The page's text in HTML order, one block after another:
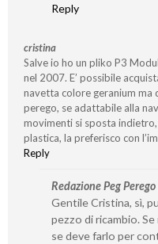
Reply
cristina
Salve io ho un pliko P3
nel 2007. E’ possibile
navetta colore geranium ma
perego, se adattabile alla
movimenti si sposta
plastica, la preferisco con
Reply
Redazione Peg Perego
Gentile Cristina, sì,
pezzo di ricambio.
se deve farlo per